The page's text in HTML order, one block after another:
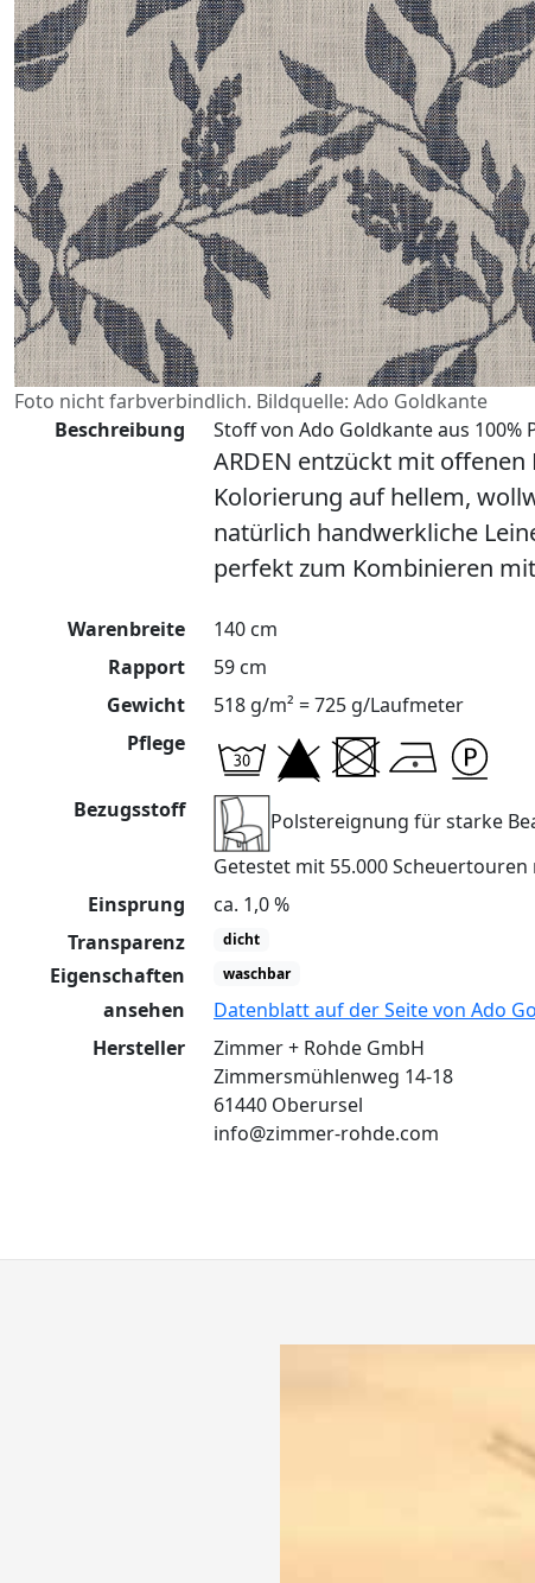
Foto nicht farbverbindlich. Bildquelle: Ado Goldkante
Beschreibung
Stoff von Ado Goldkante aus 100%
ARDEN entzückt mit
Kolorierung auf hellem,
natürlich handwerkliche
perfekt zum Kombinieren
Warenbreite
140 cm
Rapport
59 cm
Gewicht
518 g/m² = 725 g/Laufmeter
Pflege
Bezugsstoff
Polstereignung für starke
Getestet mit 55.000 Scheuertouren
Einsprung
ca. 1,0 %
Transparenz
dicht
Eigenschaften waschbar
ansehen
Datenblatt auf der Seite von Ado
Hersteller
Zimmer + Rohde GmbH
Zimmersmühlenweg 14-18
61440 Oberursel
info@zimmer-rohde.com